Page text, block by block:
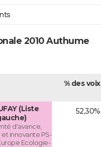
2010 Authume
% des voix
(Liste
d'avance,
innovante PS-
Ecologie-
52,30%